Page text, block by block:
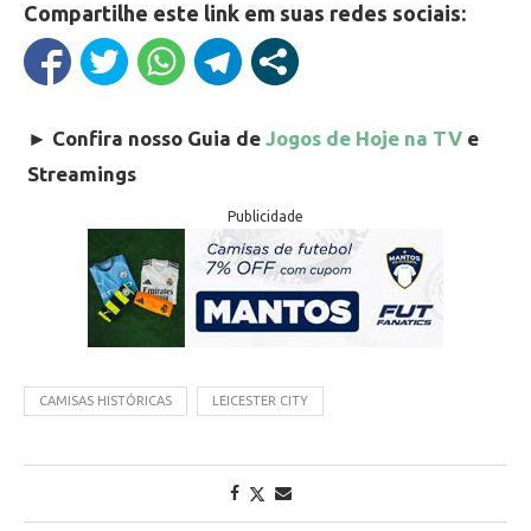
Compartilhe este link em suas redes sociais:
► Confira nosso Guia de Jogos de Hoje na TV e
Streamings
Publicidade
CAMISAS HISTÓRICAS LEICESTER CITY